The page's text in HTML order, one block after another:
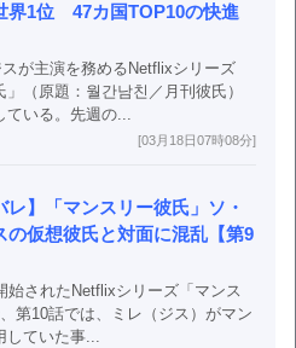
界1位 47カ国TOP10の快進
が主演を務めるNetflixシリーズ
」（原題：월간남친／月刊彼氏）
ている。先週の...
[03月18日07時08分]
レ】「マンスリー彼氏」ソ・
の仮想彼氏と対面に混乱【第9
始されたNetflixシリーズ「マンス
第10話では、ミレ（ジス）がマン
していた事...